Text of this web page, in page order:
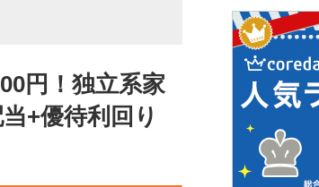
円！独立系家
+優待利回り